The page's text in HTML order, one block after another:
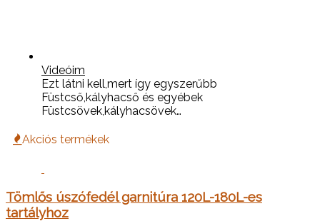
Videóim
Ezt látni kell,mert így egyszerűbb
Füstcső,kályhacső és egyébek
Füstcsövek,kályhacsövek…
Akciós termékek
Tömlős úszófedél garnitúra 120L-180L-es
tartályhoz